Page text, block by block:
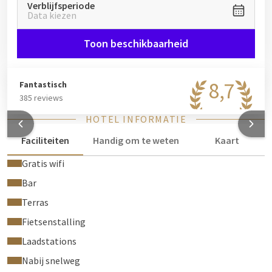
Verblijfsperiode
Data kiezen
Toon beschikbaarheid
8,7
Fantastisch
385 reviews
HOTEL INFORMATIE
Faciliteiten
Handig om te weten
Kaart
Gratis wifi
Bar
Terras
Fietsenstalling
Laadstations
Nabij snelweg